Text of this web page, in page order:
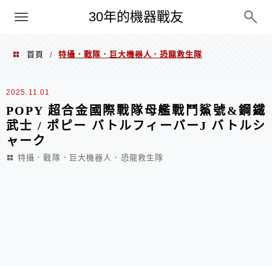
30年的機器戰友
PC
首頁 / 特攝．戰隊．巨大機器人．恐龍救生隊
特攝．戰隊．巨大機器人．恐龍救生
隊
2025.11.01
POPY 超合金國際戰隊母艦戰鬥鯊號&鋼鐵
武士 / ポピー バトルフィーバーJ バトルシ
ャーク
特攝．戰隊．巨大機器人．恐龍救生隊